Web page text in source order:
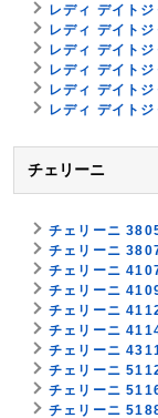
レディ デイト
レディ デイト
レディ デイト
レディ デイト
レディ デイト
レディ デイト
チェリーニ
チェリーニ
チェリーニ
チェリーニ
チェリーニ
チェリーニ
チェリーニ
チェリーニ
チェリーニ
チェリーニ
チェリーニ